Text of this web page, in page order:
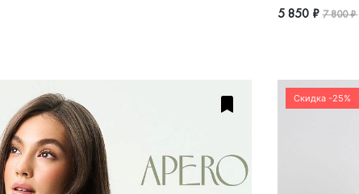
5 850 ₽7 800 ₽
Скидка -25%